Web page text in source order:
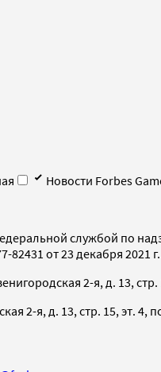
Новости Forbes
службой по
от 23 декабря 2021 г.
2-я, д. 13, стр.
2-я, д. 13, стр. 15, эт. 4,